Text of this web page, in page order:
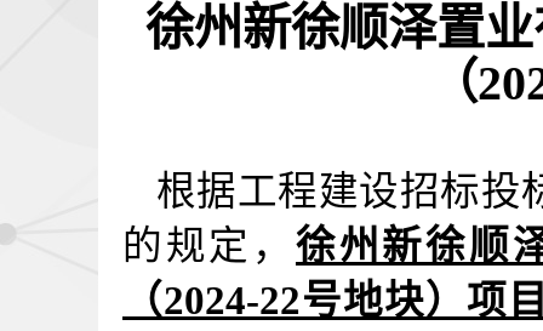
徐州新徐顺泽置
（
根据工程建设招标投
的规定， 徐州新徐顺
（2024-22号地块）项